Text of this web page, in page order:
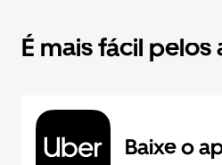
É mais fácil pelos
Baixe o